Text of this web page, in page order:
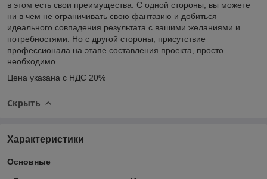
в этом есть свои преимущества. С одной стороны, вы можете
ни в чем не ограничивать свою фантазию и добиться
идеального совпадения результата с вашими желаниями и
потребностями. Но с другой стороны, присутствие
профессионала на этапе составления проекта, просто
необходимо.
Цена указана с НДС 20%
Скрыть
Характеристики
Основные